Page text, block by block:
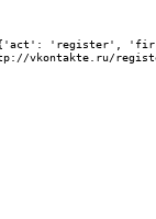
'register',
vkontakte.ru/